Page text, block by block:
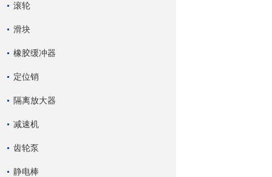
滚轮
滑块
橡胶缓冲器
定位销
隔离放大器
减速机
齿轮泵
静电棒